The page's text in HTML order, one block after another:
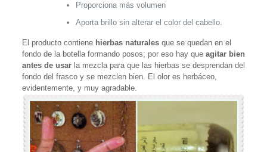
Proporciona más volumen
Aporta brillo sin alterar el color del cabello.
El producto contiene hierbas naturales que se quedan en el
fondo de la botella formando posos; por eso hay que agitar bien
antes de usarla mezcla para que las hierbas se desprendan del
fondo del frasco y se mezclen bien. El olor es herbáceo,
evidentemente, y muy agradable.